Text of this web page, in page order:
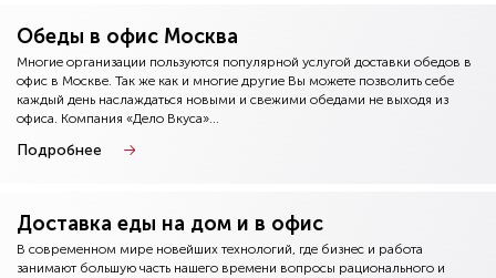
Обеды в офис Москва
Многие организации пользуются популярной услугой доставки обедов в
офис в Москве. Так же как и многие другие Вы можете позволить себе
каждый день наслаждаться новыми и свежими обедами не выходя из
офиса. Компания «Дело Вкуса»...
Подробнее
Доставка еды на дом и в офис
В современном мире новейших технологий, где бизнес и работа
занимают большую часть нашего времени вопросы рационального и